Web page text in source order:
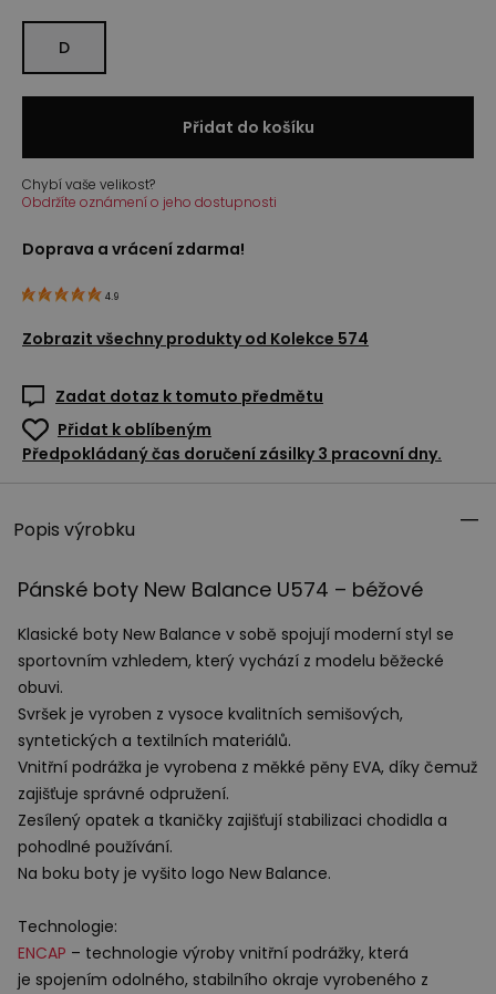
D
Přidat do košíku
Chybí vaše velikost?
Obdržíte oznámení o jeho dostupnosti
Doprava a vrácení zdarma!
4.9
Zobrazit všechny produkty od Kolekce 574
Zadat dotaz k tomuto předmětu
Přidat k oblíbeným
Předpokládaný čas doručení zásilky 3 pracovní dny.
Popis výrobku
Pánské boty New Balance U574 – béžové
Klasické boty New Balance v sobě spojují moderní styl se
sportovním vzhledem, který vychází z modelu běžecké
obuvi.
Svršek je vyroben z vysoce kvalitních semišových,
syntetických a textilních materiálů.
Vnitřní podrážka je vyrobena z měkké pěny EVA, díky čemuž
zajišťuje správné odpružení.
Zesílený opatek a tkaničky zajišťují stabilizaci chodidla a
pohodlné používání.
Na boku boty je vyšito logo New Balance.
Technologie:
ENCAP – technologie výroby vnitřní podrážky, která
je spojením odolného, stabilního okraje vyrobeného z